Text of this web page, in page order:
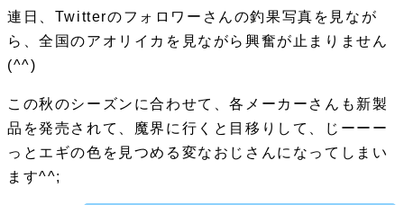
連日、Twitterのフォロワーさんの釣果写真を見なが
ら、全国のアオリイカを見ながら興奮が止まりません
(^^)
この秋のシーズンに合わせて、各メーカーさんも新製
品を発売されて、魔界に行くと目移りして、じーーー
っとエギの色を見つめる変なおじさんになってしまい
ます^^;